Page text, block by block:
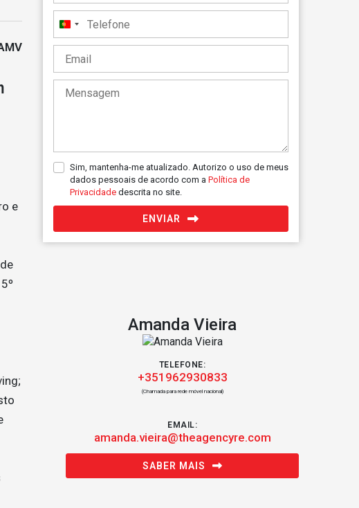
e
Portugal
+351
Sim, mantenha-me atualizado. Autorizo o uso de meus
dados pessoais de acordo com a Política de
Privacidade descrita no site.
ENVIAR
Amanda Vieira
TELEFONE:
+351962930833
(Chamada para rede móvel nacional)
EMAIL:
amanda.vieira@theagencyre.com
SABER MAIS